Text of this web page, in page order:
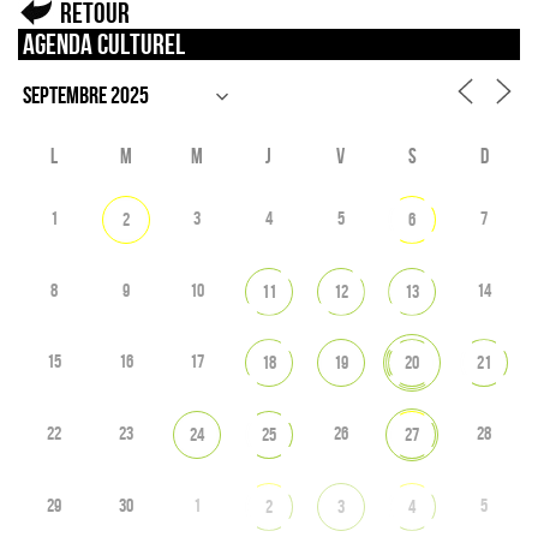
Retour
Agenda culturel
L M M J V S D
1 2 3 4 5 6 7
8 9 10 11 12 13 14
15 16 17 18 19 20 21
22 23 24 25 26 27 28
29 30 1 2 3 4 5